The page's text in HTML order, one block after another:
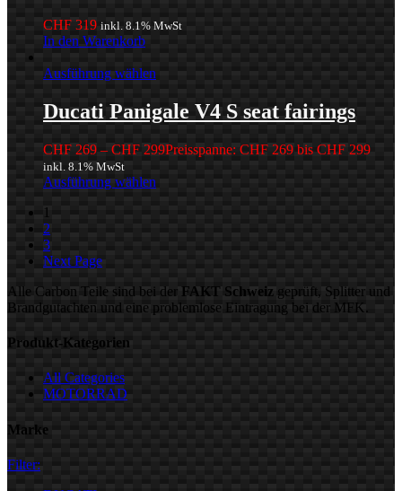
CHF 319 inkl. 8.1% MwSt
In den Warenkorb
Ausführung wählen
Ducati Panigale V4 S seat fairings
CHF 269 – CHF 299Preisspanne: CHF 269 bis CHF 299
inkl. 8.1% MwSt
Ausführung wählen
1
2
3
Next Page
Alle Carbon Teile sind bei der FAKT Schweiz geprüft, Splitter und
Brandgutachten und eine problemlose Eintragung bei der MFK.
Produkt-Kategorien
All Categories
MOTORRAD
Marke
Filter: